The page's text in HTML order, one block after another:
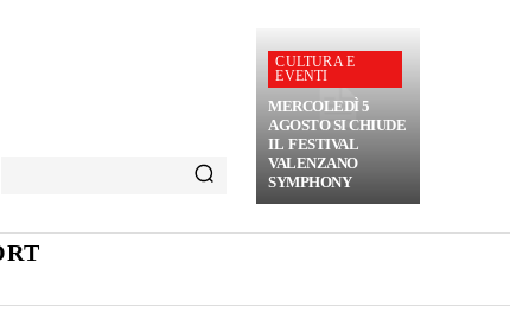
CULTURA E
EVENTI
MERCOLEDÌ 5
AGOSTO SI CHIUDE
IL FESTIVAL
VALENZANO
SYMPHONY